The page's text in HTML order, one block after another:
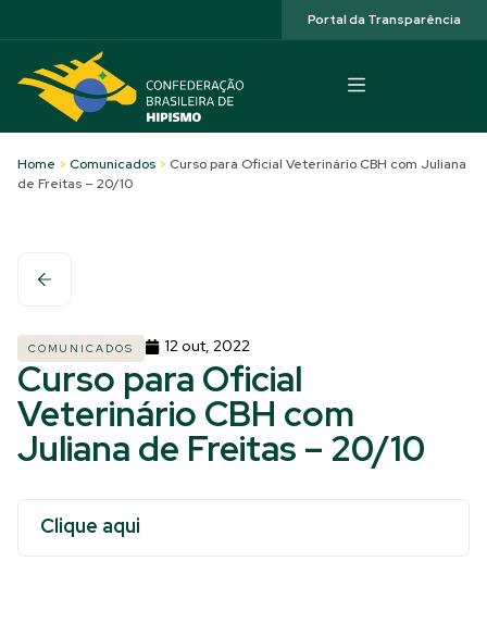
Portal da Transparência
Home > Comunicados > Curso para Oficial Veterinário CBH com Juliana
de Freitas – 20/10
COMUNICADOS 12 out, 2022
Curso para Oficial
Veterinário CBH com
Juliana de Freitas – 20/10
Clique aqui